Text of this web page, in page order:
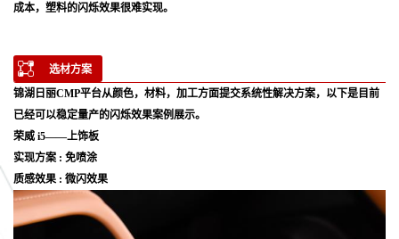
成本，塑料的闪烁效果很难实现。
选材方案
锦湖日丽CMP平台从颜色，材料，加工方面提交系统性解决方案，以下是目前
已经可以稳定量产的闪烁效果案例展示。
荣威 i5——上饰板
实现方案 : 免喷涂
质感效果 : 微闪效果